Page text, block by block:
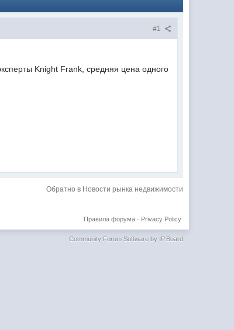
#1
Knight Frank, средняя цена одного
Обратно в Новости рынка недвижимости
Privacy Policy
Правила форума·
Community Forum Software by IP.Board